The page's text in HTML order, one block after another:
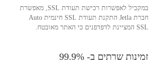
במקביל לאפשרות רכישת תעודת SSL, מאפשרת
חברת Jetla התקנת תעודת SSL חינמית Auto
SSL המציינת לדפדפנים כי האתר מאובטח.
זמינות שרתים ב- 99.9%